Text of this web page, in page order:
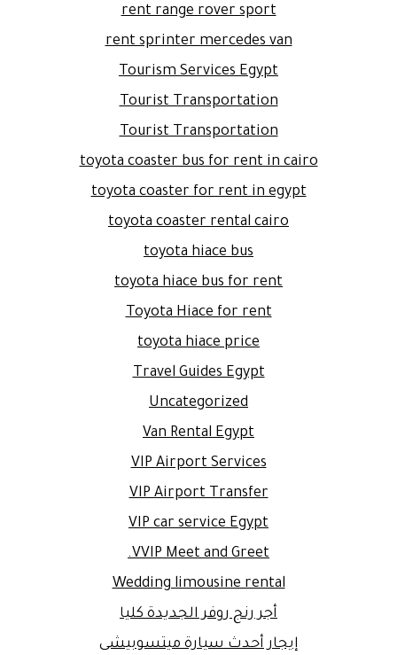
rent range rover sport
rent sprinter mercedes van
Tourism Services Egypt
Tourist Transportation
Tourist Transportation
toyota coaster bus for rent in cairo
toyota coaster for rent in egypt
toyota coaster rental cairo
toyota hiace bus
toyota hiace bus for rent
Toyota Hiace for rent
toyota hiace price
Travel Guides Egypt
Uncategorized
Van Rental Egypt
VIP Airport Services
VIP Airport Transfer
VIP car service Egypt
VVIP Meet and Greet.
Wedding limousine rental
أجر رنج روفر الجديدة كليا
إيجار أحدث سيارة ميتسوبيشى